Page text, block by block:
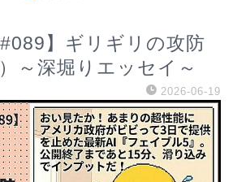
#089】ギリギリの攻防
～深堀りエッセイ～
2026-06-19